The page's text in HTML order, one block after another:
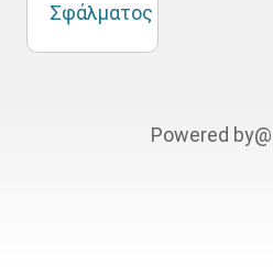
Σφάλματος
Powered by@